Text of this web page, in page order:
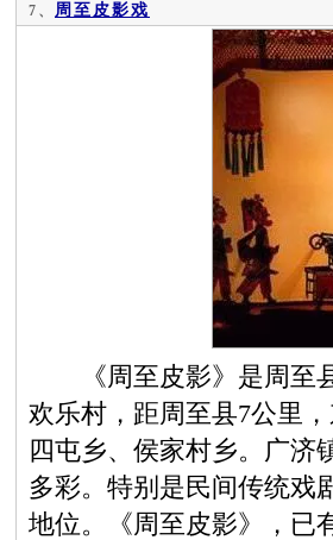
7、 周至皮影戏
《周至皮影》是周至县
欢乐村，距周至县7公里
四屯乡、侯家村乡。广济
多彩。特别是民间传统
地位。《周至皮影》，已